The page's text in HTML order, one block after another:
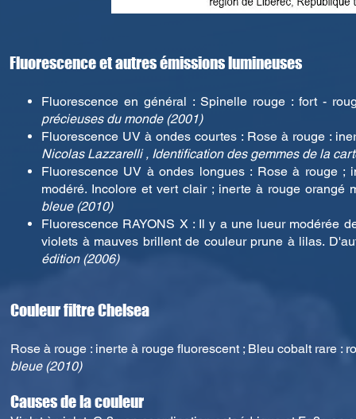
Fluorescence et autres émissions lumineuses
Fluorescence en général : Spinelle rouge : fort -
précieuses du monde (2001)
Fluorescence UV à ondes courtes : Rose à rouge :
Nicolas Lazzarelli , Identification des gemmes de la
Fluorescence UV à ondes longues : Rose à rouge ;
modéré. Incolore et vert clair ; inerte à rouge orangé
bleue (2010)
Fluorescence RAYONS X : Il y a une lueur modérée
violets à mauves brillent de couleur prune à lilas.
édition (2006)
Couleur filtre Chelsea
Rose à rouge : inerte à rouge fluorescent ; Bleu cobalt rare :
bleue (2010)
Causes de la couleur